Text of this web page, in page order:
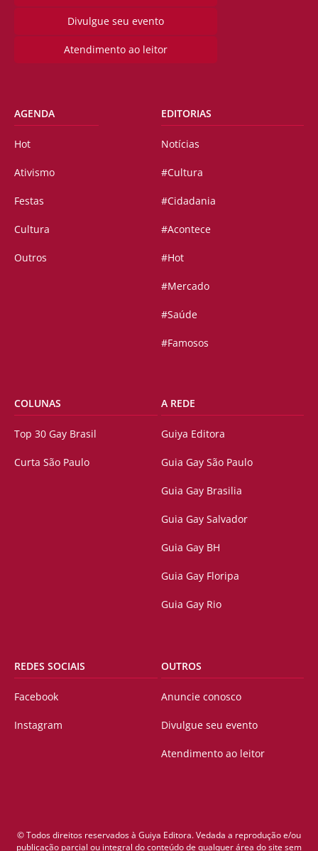
Divulgue seu evento
Atendimento ao leitor
AGENDA
Hot
Ativismo
Festas
Cultura
Outros
EDITORIAS
Notícias
#Cultura
#Cidadania
#Acontece
#Hot
#Mercado
#Saúde
#Famosos
COLUNAS
Top 30 Gay Brasil
Curta São Paulo
A REDE
Guiya Editora
Guia Gay São Paulo
Guia Gay Brasilia
Guia Gay Salvador
Guia Gay BH
Guia Gay Floripa
Guia Gay Rio
REDES SOCIAIS
Facebook
Instagram
OUTROS
Anuncie conosco
Divulgue seu evento
Atendimento ao leitor
© Todos direitos reservados à Guiya Editora. Vedada a reprodução e/ou
publicação parcial ou integral do conteúdo de qualquer área do site sem